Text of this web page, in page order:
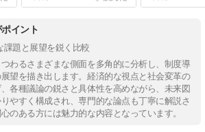
イント
課題と展望を鋭く比較
わるさまざまな側面を多角的に分析し、制度導
望を描き出します。経済的な視点と社会変革の
各種議論の鋭さと具体性を高めながら、未来図
やすく構成され、専門的な論点も丁寧に解説さ
のある方には魅力的な内容となっています。